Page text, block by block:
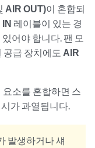
AIR OUT)이 혼합되
IN 레이블이 있는 경
어야 합니다. 팬 모
공급 장치에도 AIR
소를 혼합하면 스
가 과열됩니다.
발생하거나 섀